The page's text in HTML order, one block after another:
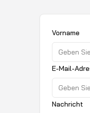
Vorname
E-Mail-
Nachricht